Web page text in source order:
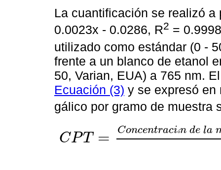
La cuantificación se realizó
0.0023x - 0.0286, R2 =
utilizado como estándar (0 -
frente a un blanco de etanol
50, Varian, EUA) a 765 nm.
Ecuación (3) y se expresó en
gálico por gramo de muestra
CPT = Concentración de la
CPT= on ntra ón de la muestra mgEAG∙L-1 × V